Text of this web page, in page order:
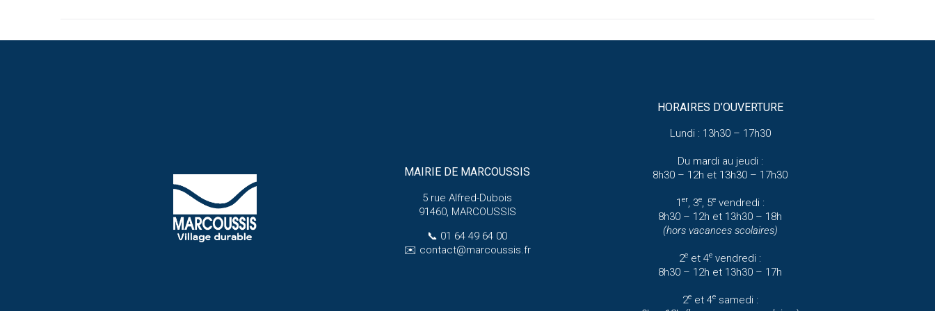
MAIRIE DE MARCOUSSIS
5 rue Alfred-Dubois
91460, MARCOUSSIS
📞 01 64 49 64 00
✉️ contact@marcoussis.fr
HORAIRES D’OUVERTURE
Lundi : 13h30 – 17h30
Du mardi au jeudi :
8h30 – 12h et 13h30 – 17h30
1 er, 3e, 5evendredi :
8h30 – 12h et 13h30 – 18h
(hors vacances scolaires)
2e et 4e vendredi :
8h30 – 12h et 13h30 – 17h
2eet 4esamedi :